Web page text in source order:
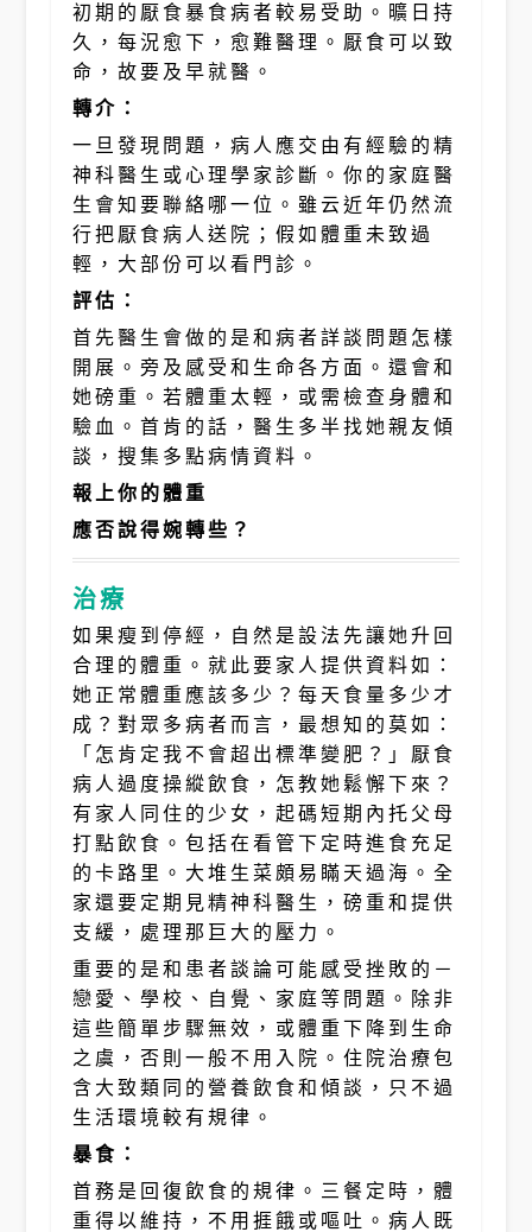
初期的厭食暴食病者較易受助。曠日持
久，每況愈下，愈難醫理。厭食可以致
命，故要及早就醫。
轉介：
一旦發現問題，病人應交由有經驗的精
神科醫生或心理學家診斷。你的家庭醫
生會知要聯絡哪一位。雖云近年仍然流
行把厭食病人送院；假如體重未致過
輕，大部份可以看門診。
評估：
首先醫生會做的是和病者詳談問題怎樣
開展。旁及感受和生命各方面。還會和
她磅重。若體重太輕，或需檢查身體和
驗血。首肯的話，醫生多半找她親友傾
談，搜集多點病情資料。
報上你的體重
應否說得婉轉些？
治療
如果瘦到停經，自然是設法先讓她升回
合理的體重。就此要家人提供資料如：
她正常體重應該多少？每天食量多少才
成？對眾多病者而言，最想知的莫如：
「怎肯定我不會超出標準變肥？」厭食
病人過度操縱飲食，怎教她鬆懈下來？
有家人同住的少女，起碼短期內托父母
打點飲食。包括在看管下定時進食充足
的卡路里。大堆生菜頗易瞞天過海。全
家還要定期見精神科醫生，磅重和提供
支緩，處理那巨大的壓力。
重要的是和患者談論可能感受挫敗的－
戀愛、學校、自覺、家庭等問題。除非
這些簡單步驟無效，或體重下降到生命
之虞，否則一般不用入院。住院治療包
含大致類同的營養飲食和傾談，只不過
生活環境較有規律。
暴食：
首務是回復飲食的規律。三餐定時，體
重得以維持，不用捱餓或嘔吐。病人既